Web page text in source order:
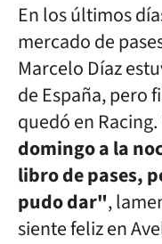
En los últimos
mercado de
Marcelo Díaz
de España, pero
quedó en Racing.
domingo a la
libro de pases,
pudo dar",
siente feliz en